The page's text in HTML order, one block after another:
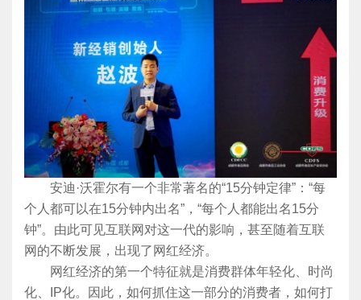
安迪·沃霍尔有一个非常著名的“15分钟定律”：“每
个人都可以在15分钟内出名”，“每个人都能出名15分
钟”。由此可见互联网对这一代的影响，甚至随着互联
网的不断发展，出现了网红经济。
网红经济的第一个特征就是消费群体年轻化、时尚
化、IP化。因此，如何抓住这一部分的消费者，如何打